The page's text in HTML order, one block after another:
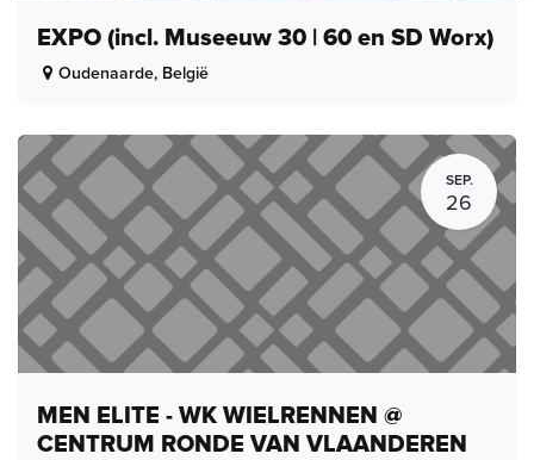
EXPO (incl. Museeuw 30 | 60 en SD Worx)
Oudenaarde, België
SEP.
26
MEN ELITE - WK WIELRENNEN @
CENTRUM RONDE VAN VLAANDEREN